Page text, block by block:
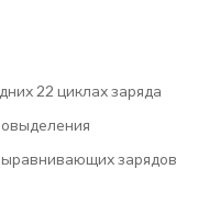
22 циклах заряда
зарядов